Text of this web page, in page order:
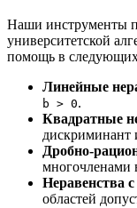
Наши инструменты
университетской
помощь в следующих
Линейные
b > 0.
Квадратные
дискриминант
Дробно-
многочленами
Неравенства
областей